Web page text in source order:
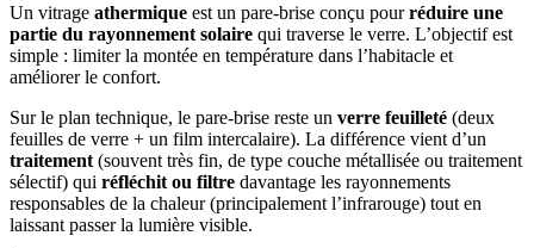
Un vitrage athermique est un pare-brise conçu pourréduire une
partie du rayonnement solaire qui traverse le verre. L’objectif est
simple : limiter la montée en température dans l’habitacle et
améliorer le confort.
Sur le plan technique, le pare-brise reste un verre feuilleté (deux
feuilles de verre + un film intercalaire). La différence vient d’un
traitement (souvent très fin, de type couche métallisée ou traitement
sélectif) qui réfléchit ou filtre davantage les rayonnements
responsables de la chaleur (principalement l’infrarouge) tout en
laissant passer la lumière visible.